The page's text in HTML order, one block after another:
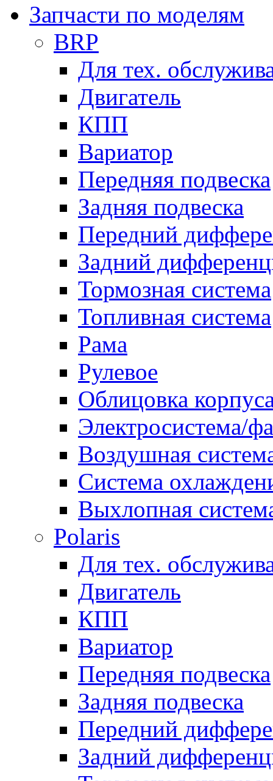
Запчасти по моделям
BRP
Для тех.
Двигатель
КПП
Вариатор
Передняя подвеска
Задняя подвеска
Передний
Задний
Тормозная система
Топливная система
Рама
Рулевое
Облицовка
Электросистема/
Воздушная
Система
Выхлопная
Polaris
Для тех.
Двигатель
КПП
Вариатор
Передняя подвеска
Задняя подвеска
Передний
Задний